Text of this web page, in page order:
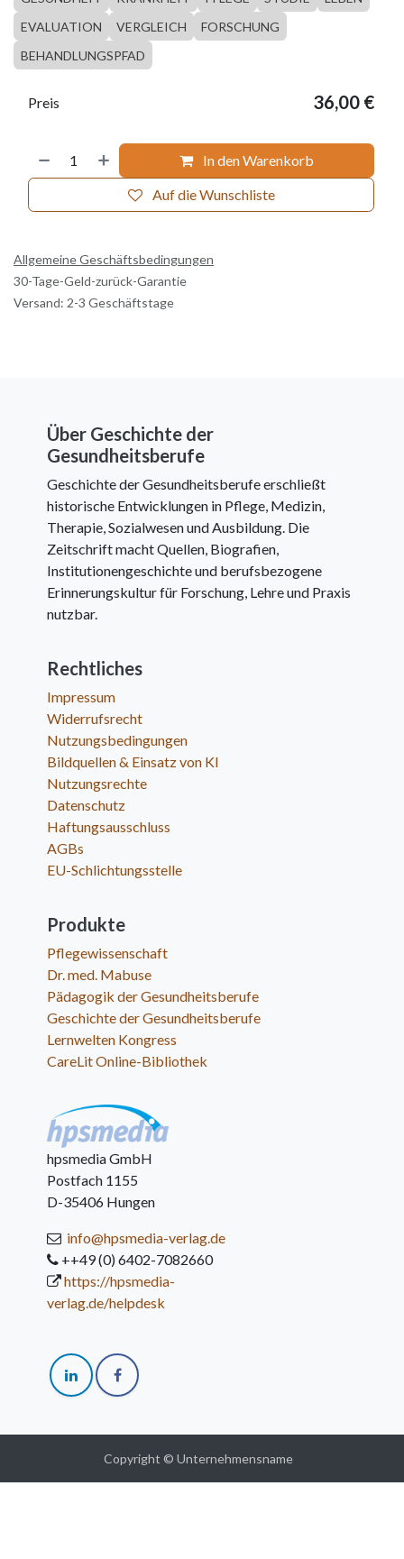
EVALUATION
VERGLEICH
FORSCHUNG
BEHANDLUNGSPFAD
In den Warenkorb
Auf die Wunschliste
Preis 36,00 €
Allgemeine Geschäftsbedingungen
30-Tage-Geld-zurück-Garantie
Versand: 2-3 Geschäftstage
Über Geschichte der
Gesundheitsberufe
Geschichte der Gesundheitsberufe erschließt
historische Entwicklungen in Pflege, Medizin,
Therapie, Sozialwesen und Ausbildung. Die
Zeitschrift macht Quellen, Biografien,
Institutionengeschichte und berufsbezogene
Erinnerungskultur für Forschung, Lehre und Praxis
nutzbar.
Rechtliches
Impressum
Widerrufsrecht
Nutzungsbedingungen
Bildquellen & Einsatz von KI
Nutzungsrechte
Datenschutz
Haftungsausschluss
AGBs
EU-Schlichtungsstelle
Produkte
Pflegewissenschaft
Dr. med. Mabuse
Pädagogik der Gesundheitsberufe
Geschichte der Gesundheitsberufe
Lernwelten Kongress
CareLit Online-Bibliothek
hpsmedia GmbH
Postfach 1155
D-35406 Hungen
info@hpsmedia-verlag.de
++49 (0) 6402-7082660
https://hpsmedia-
verlag.de/helpdesk
Copyright © Unternehmensname